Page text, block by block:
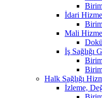
İdari
Mali
İş Sağlığı
Halk Sağlığı
İzleme,